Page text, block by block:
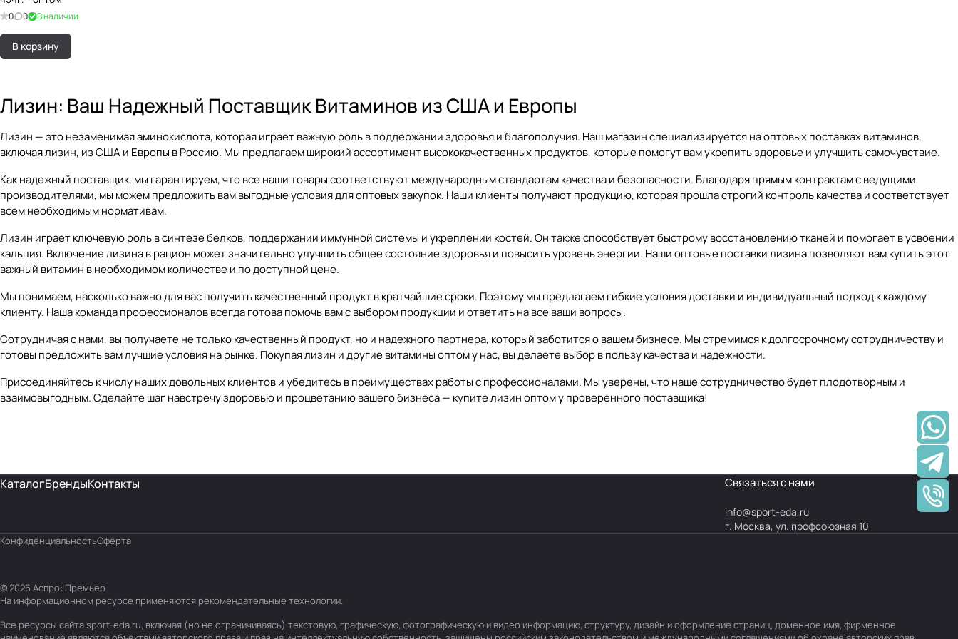
0 0 В наличии
В корзину
Лизин: Ваш Надежный Поставщик Витаминов из США и Европы
Лизин — это незаменимая аминокислота, которая играет важную роль в поддержании здоровья и благополучия. Наш магазин специализируется на оптовых поставках витаминов,
включая лизин, из США и Европы в Россию. Мы предлагаем широкий ассортимент высококачественных продуктов, которые помогут вам укрепить здоровье и улучшить самочувствие.
Как надежный поставщик, мы гарантируем, что все наши товары соответствуют международным стандартам качества и безопасности. Благодаря прямым контрактам с ведущими
производителями, мы можем предложить вам выгодные условия для оптовых закупок. Наши клиенты получают продукцию, которая прошла строгий контроль качества и соответствует
всем необходимым нормативам.
Лизин играет ключевую роль в синтезе белков, поддержании иммунной системы и укреплении костей. Он также способствует быстрому восстановлению тканей и помогает в усвоении
кальция. Включение лизина в рацион может значительно улучшить общее состояние здоровья и повысить уровень энергии. Наши оптовые поставки лизина позволяют вам купить этот
важный витамин в необходимом количестве и по доступной цене.
Мы понимаем, насколько важно для вас получить качественный продукт в кратчайшие сроки. Поэтому мы предлагаем гибкие условия доставки и индивидуальный подход к каждому
клиенту. Наша команда профессионалов всегда готова помочь вам с выбором продукции и ответить на все ваши вопросы.
Сотрудничая с нами, вы получаете не только качественный продукт, но и надежного партнера, который заботится о вашем бизнесе. Мы стремимся к долгосрочному сотрудничеству и
готовы предложить вам лучшие условия на рынке. Покупая лизин и другие витамины оптом у нас, вы делаете выбор в пользу качества и надежности.
Присоединяйтесь к числу наших довольных клиентов и убедитесь в преимуществах работы с профессионалами. Мы уверены, что наше сотрудничество будет плодотворным и
взаимовыгодным. Сделайте шаг навстречу здоровью и процветанию вашего бизнеса — купите лизин оптом у проверенного поставщика!
КаталогБрендыКонтакты Связаться с нами
info@sport-eda.ru
г. Москва, ул. профсоюзная 10
КонфиденциальностьОферта
© 2026 Аспро: Премьер
На информационном ресурсе применяются рекомендательные технологии.
Все ресурсы сайта sport-eda.ru, включая (но не ограничиваясь) текстовую, графическую, фотографическую и видео информацию, структуру, дизайн и оформление страниц, доменное имя, фирменное